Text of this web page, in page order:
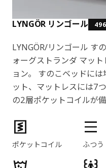
LYNGÖR リンゴール
LYNGÖR/リンゴール す
ォーグストランダ マッ
ョン。 すのこベッドに
ット、マットレスには7
の2層ポケットコイルが
製品の特徴
ポケットコイル ふつう